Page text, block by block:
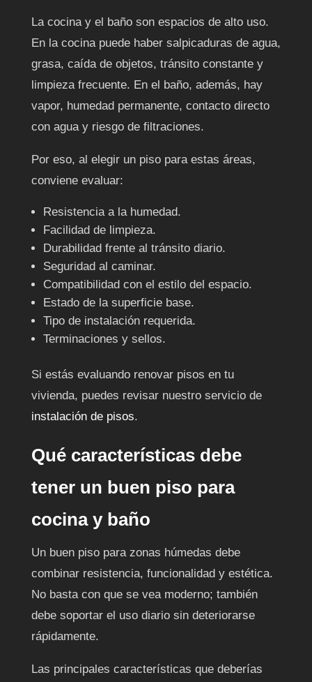
La cocina y el baño son espacios de alto uso.
En la cocina puede haber salpicaduras de agua,
grasa, caída de objetos, tránsito constante y
limpieza frecuente. En el baño, además, hay
vapor, humedad permanente, contacto directo
con agua y riesgo de filtraciones.
Por eso, al elegir un piso para estas áreas,
conviene evaluar:
Resistencia a la humedad.
Facilidad de limpieza.
Durabilidad frente al tránsito diario.
Seguridad al caminar.
Compatibilidad con el estilo del espacio.
Estado de la superficie base.
Tipo de instalación requerida.
Terminaciones y sellos.
Si estás evaluando renovar pisos en tu
vivienda, puedes revisar nuestro servicio de
instalación de pisos.
Qué características debe
tener un buen piso para
cocina y baño
Un buen piso para zonas húmedas debe
combinar resistencia, funcionalidad y estética.
No basta con que se vea moderno; también
debe soportar el uso diario sin deteriorarse
rápidamente.
Las principales características que deberías